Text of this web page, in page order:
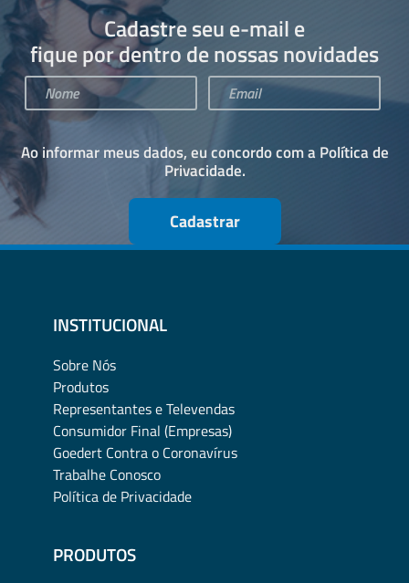
Cadastre seu e-mail e
fique por dentro de nossas novidades
Ao informar meus dados, eu concordo com aPolítica de
Privacidade.
Cadastrar
INSTITUCIONAL
Sobre Nós
Produtos
Representantes e Televendas
Consumidor Final (Empresas)
Goedert Contra o Coronavírus
Trabalhe Conosco
Política de Privacidade
PRODUTOS